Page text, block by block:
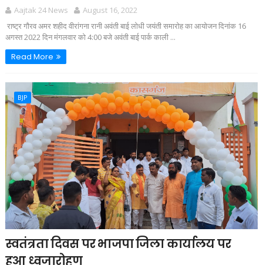
Aajtak 24 News
August 16, 2022
राष्ट्र गौरव अमर शहीद वीरांगना रानी अवंती बाई लोधी जयंती समारोह का आयोजन दिनांक 16
अगस्त 2022 दिन मंगलवार को 4:00 बजे अवंती बाई पार्क काली ...
Read More
BJP
स्वतंत्रता दिवस पर भाजपा जिला कार्यालय पर
हुआ ध्वजारोहण